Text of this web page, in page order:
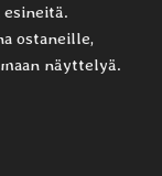
ostaneille,
näyttelyä.